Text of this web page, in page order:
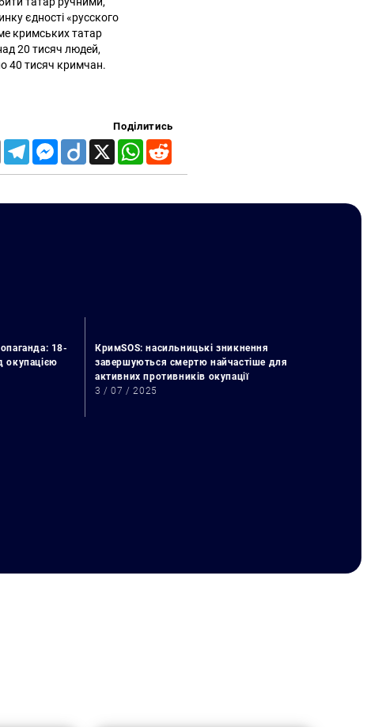
єдності «русского
кримських татар
20 тисяч людей,
40 тисяч кримчан.
Поділитись
Email TelegramMessenger
Diigo X WhatsApp
18-
окупацією
КримSOS: насильницькі зникнення
завершуються смертю найчастіше для
активних противників окупації
3 / 07 / 2025